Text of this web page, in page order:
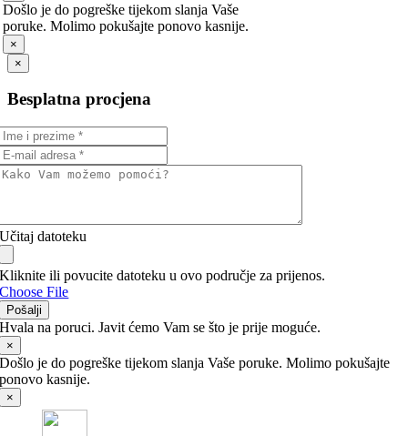
Došlo je do pogreške tijekom slanja Vaše
poruke. Molimo pokušajte ponovo kasnije.
×
×
Besplatna procjena
Učitaj datoteku
Kliknite ili povucite datoteku u ovo područje za prijenos.
Choose File
Pošalji
Hvala na poruci. Javit ćemo Vam se što je prije moguće.
×
Došlo je do pogreške tijekom slanja Vaše poruke. Molimo pokušajte
ponovo kasnije.
×